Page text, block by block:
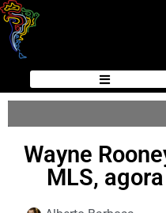
Wayne
MLS,